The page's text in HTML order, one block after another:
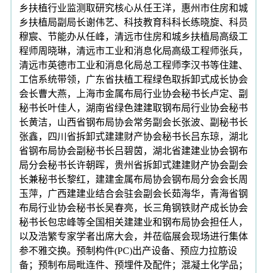
乡扶植行业监测取研究核心从任王洋，惠州市住房和城
乡扶植局副局长谢伟艺、科技教育科科长练晓旋、科员
穆宸、节能办从任峰，清远市住房和城乡扶植局高级工
程师周晓琳，清远市工业和消息化局高级工程师张兵，
清远市英德市工业和消息化局总工程师李汉书等住建、
工信系统带领，广东省扶植工程绿色取拆卸式成长协会
会长曹大燕，上海市金属布局行业协会秘书长卢定、副
秘书长叶佳人，湖南省绿色建建取钢布局行业协会秘书
长黄洁，山西省钢布局协会常务副会长张波、副秘书长
张鑫，四川省拆卸式建建财产协会秘书长吕东琼，湖北
省钢布局协会副秘书长吕碧茵，湖北省建建业协会钢布
局分会秘书长许朝晖，贵州省拆卸式建建财产协会副会
长兼秘书长黎红，建建金属布局协会钢布局分会会长周
玉萍，广西建建业结合会驻会副会长茹海华，青海省钢
布局行业协会秘书长吴春亮，长三角钢铁财产成长协会
秘书长包忠峰等全国相关建建业和钢布局协会担任人，
以及浩繁专家学者出席大会，并莅临展会现场进行集体
参不雅交换。预制构件(PC)出产设备、预应力拉筋设
备；预制布局毗连件、预埋件及配件；混凝土化学品；